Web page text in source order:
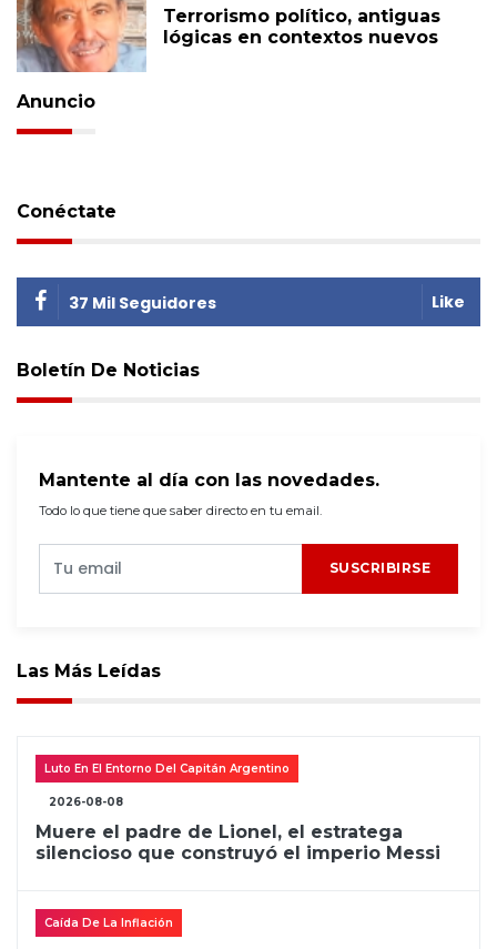
Terrorismo político, antiguas
lógicas en contextos nuevos
Anuncio
Conéctate
37 Mil Seguidores Like
Boletín De Noticias
Mantente al día con las novedades.
Todo lo que tiene que saber directo en tu email.
SUSCRIBIRSE
Las Más Leídas
Luto En El Entorno Del Capitán Argentino
2026-08-08
Muere el padre de Lionel, el estratega
silencioso que construyó el imperio Messi
Caída De La Inflación